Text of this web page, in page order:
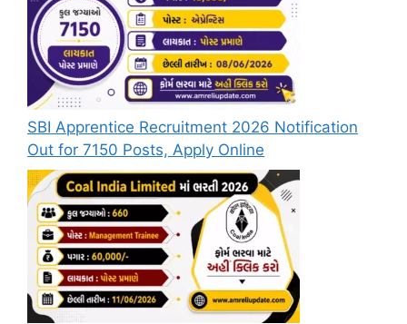
SBI Apprentice Recruitment 2026 Notification
Out for 7150 Posts, Apply Online